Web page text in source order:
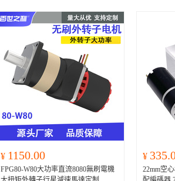
¥ 1150.00
FPG80-W80大功率直流8080無刷電機
¥
22mm空